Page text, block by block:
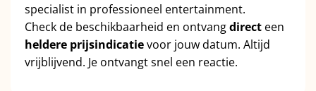
specialist in professioneel entertainment.
Check de beschikbaarheid en ontvangdirect een
heldere prijsindicatievoor jouw datum. Altijd
vrijblijvend. Je ontvangt snel een reactie.